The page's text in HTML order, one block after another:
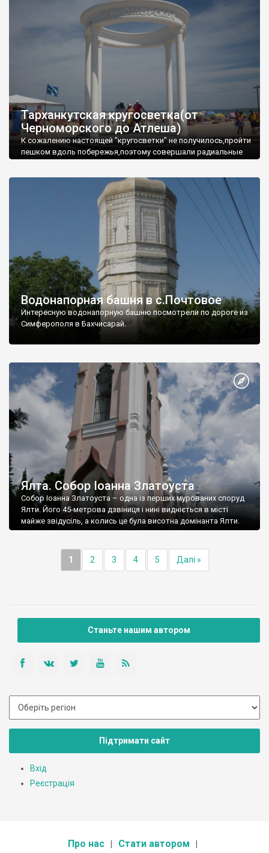
Тарханкутская кругосветка(от
Черноморского до Атлеша)
К сожалению настоящей "кругосветки" не получилось,пройти
пешком вдоль побережья,поэтому совершали радиальные
Водонапорная башня в с.Почтовое
Интересную водонапорную башню посмотрели по дороге из
Симферополя в Бахчисарай.
Ялта. Собор Іоанна Златоуста
Собор Іоанна Златоуста – одна із перших мурованих споруд
Ялти. Його 45-метрова дзвіниця і нині видніється в місті
майже звідусіль, а колись це була висотна домінанта Ялти.
1 2 3 4 5 Далі »
Станьте нашим автором
Підтримати сайт
Вхід
Реєстрація
Про нас Стати автором